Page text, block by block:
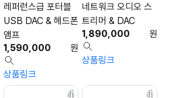
레퍼런스급 포터블
USB DAC & 헤드폰
앰프
1,590,000
원
상품링크
네트워크 오디오 스
트리머 & DAC
1,890,000
원
상품링크